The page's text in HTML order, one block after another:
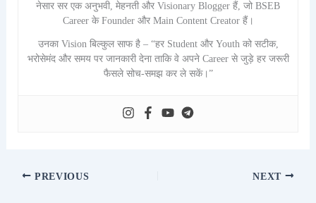
नेसार सर एक अनुभवी, मेहनती और Visionary Blogger हैं, जो BSEB
Career के Founder और Main Content Creator हैं।
उनका Vision बिल्कुल साफ है – “हर Student और Youth को सटीक,
भरोसेमंद और समय पर जानकारी देना ताकि वे अपने Career से जुड़े हर जरूरी
फैसले सोच-समझ कर ले सकें।”
PREVIOUS NEXT